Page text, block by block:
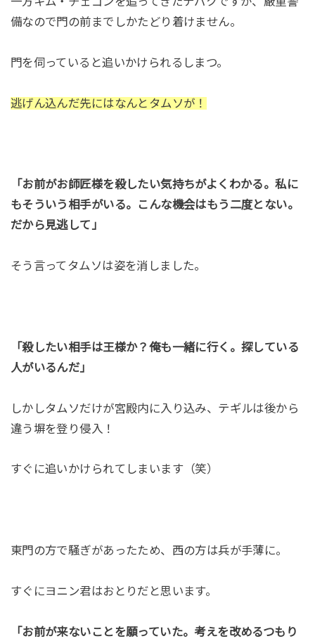
備なので門の前までしかたどり着けません。
門を伺っていると追いかけられるしまつ。
逃げん込んだ先にはなんとタムソが！
「お前がお師匠様を殺したい気持ちがよくわかる。私に
もそういう相手がいる。こんな機会はもう二度とない。
だから見逃して」
そう言ってタムソは姿を消しました。
「殺したい相手は王様か？俺も一緒に行く。探している
人がいるんだ」
しかしタムソだけが宮殿内に入り込み、テギルは後から
違う塀を登り侵入！
すぐに追いかけられてしまいます（笑）
東門の方で騒ぎがあったため、西の方は兵が手薄に。
すぐにヨニン君はおとりだと思います。
「お前が来ないことを願っていた。考えを改めるつもり